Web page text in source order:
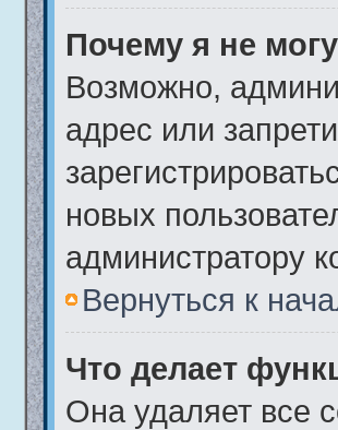
Почему я не
Возможно,
адрес или
новых
администратору
Вернуться к
Что делает
Она удаляет все